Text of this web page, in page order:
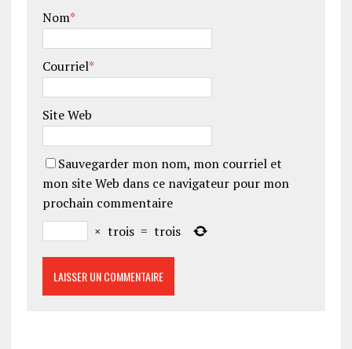
Nom*
Courriel*
Site Web
Sauvegarder mon nom, mon courriel et
mon site Web dans ce navigateur pour mon
prochain commentaire
× trois = trois